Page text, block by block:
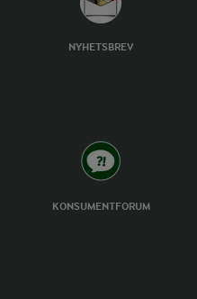
NYHETSBREV
KONSUMENTFORUM